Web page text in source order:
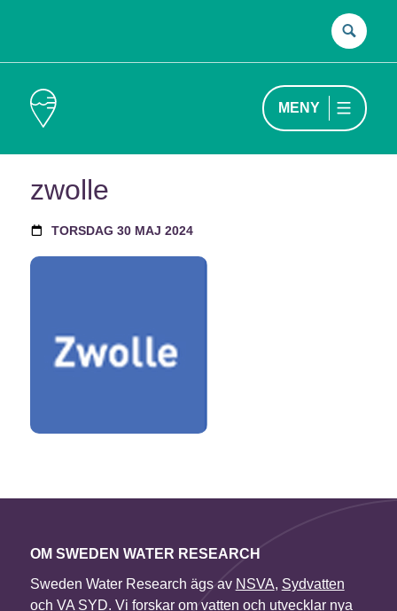
Sök
MENY
zwolle
TORSDAG 30 MAJ 2024
OM SWEDEN WATER RESEARCH
Sweden Water Research ägs av NSVA, Sydvatten
och VA SYD. Vi forskar om vatten och utvecklar nya